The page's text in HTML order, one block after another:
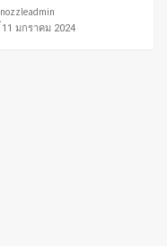
nozzleadmin
่11 มกราคม 2024